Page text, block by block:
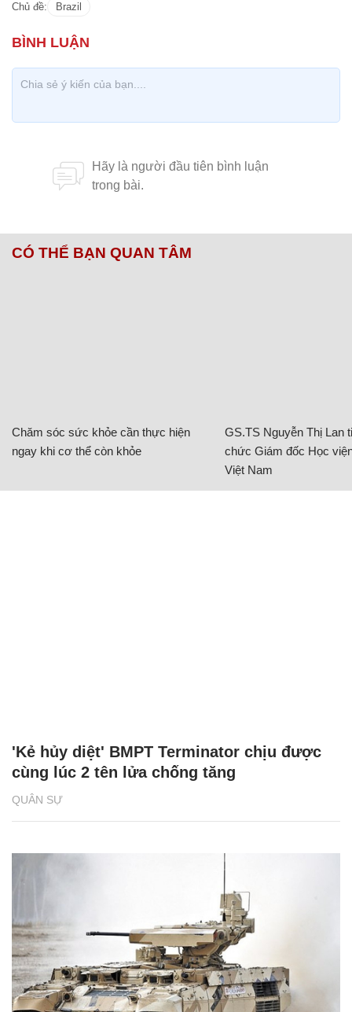
Chủ đề: Brazil
CÓ THỂ BẠN QUAN TÂM
Chăm sóc sức khỏe cần thực hiện
ngay khi cơ thể còn khỏe
GS.TS Nguyễn Thị Lan
chức Giám đốc Học
Việt Nam
QUÂN SỰ
'Kẻ hủy diệt' BMPT Terminator chịu được
cùng lúc 2 tên lửa chống tăng